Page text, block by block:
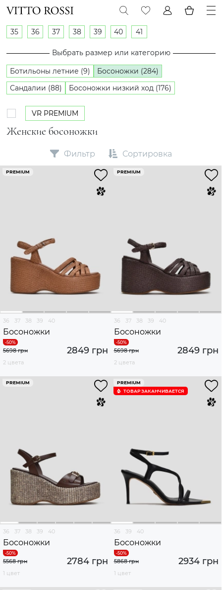
Женские босоножки
35 36 37 38 39 40 41
Выбрать размер или категорию
Ботильоны летние (9)
Босоножки (284)
Сандалии (88)
Босоножки низкий ход (176)
VR PREMIUM
Фильтр Сортировка
PREMIUM
36 37 38 39 40
Босоножки
2849 грн
5698 грн
2 цвета
PREMIUM
36 37 38 39 40
Босоножки
2849 грн
5698 грн
2 цвета
PREMIUM
36 37 38 39 40
Босоножки
2784 грн
5568 грн
1 цвет
PREMIUM
ТОВАР ЗАКАНЧИВАЕТСЯ
36 39 40
Босоножки
2934 грн
5868 грн
1 цвет